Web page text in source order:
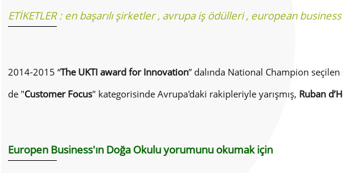
ETİKETLER : en başarılı şirketler, avrupa iş ödülleri, european
2014-2015 “The UKTI award for Innovation” dalında National Champion
de "Customer Focus" kategorisinde Avrupa'daki rakipleriyle yarışmış, Ruban
Europen Business'ın Doğa Okulu yorumunu okumak için